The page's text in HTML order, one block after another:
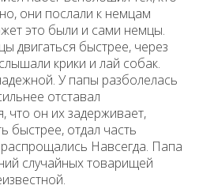
они послали к немцам
это были и сами немцы.
двигаться быстрее, через
крики и лай собак.
У папы разболелась
отставал
он их задерживает,
быстрее, отдал часть
Навсегда. Папа
случайных товарищей